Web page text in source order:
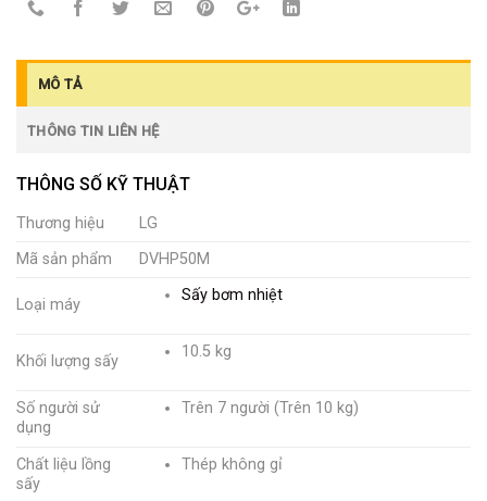
MÔ TẢ
THÔNG TIN LIÊN HỆ
THÔNG SỐ KỸ THUẬT
Thương hiệu
LG
Mã sản phẩm
DVHP50M
Loại máy
Sấy bơm nhiệt
Khối lượng sấy
10.5 kg
Số người sử
dụng
Trên 7 người (Trên 10 kg)
Chất liệu lồng
sấy
Thép không gỉ